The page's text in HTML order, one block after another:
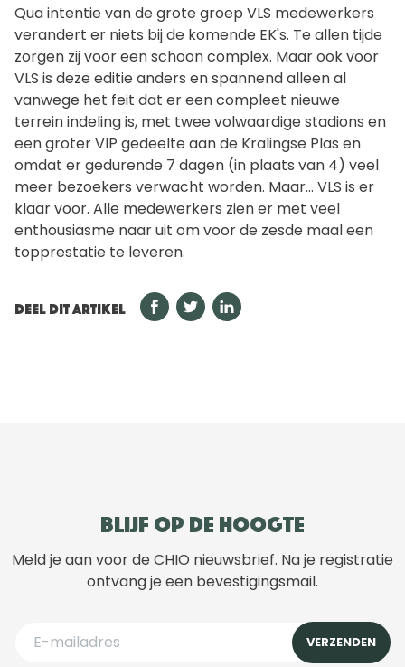
Qua intentie van de grote groep VLS medewerkers
verandert er niets bij de komende EK's. Te allen tijde
zorgen zij voor een schoon complex. Maar ook voor
VLS is deze editie anders en spannend alleen al
vanwege het feit dat er een compleet nieuwe
terrein indeling is, met twee volwaardige stadions en
een groter VIP gedeelte aan de Kralingse Plas en
omdat er gedurende 7 dagen (in plaats van 4) veel
meer bezoekers verwacht worden. Maar… VLS is er
klaar voor. Alle medewerkers zien er met veel
enthousiasme naar uit om voor de zesde maal een
topprestatie te leveren.
DEEL DIT ARTIKEL
Blijf op de hoogte
Meld je aan voor de CHIO nieuwsbrief. Na je registratie
ontvang je een bevestigingsmail.